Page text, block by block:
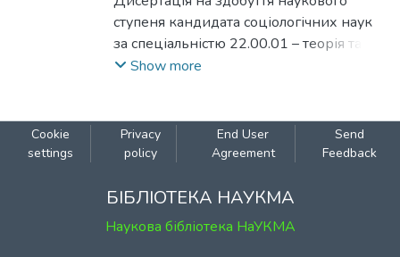
ступеня кандидата соціологічних наук
за спеціальністю 22.00.01 – теорія та
історія соціології. – Інститут соціології
розгляд сучасної світової системи
суспільств з
застосуванням системної методології.
системного підходу. Виконано
Show more
Cookie
settings
Privacy
policy
End User
Agreement
Send
Feedback
БІБЛІОТЕКА НАУКМА
Наукова бібліотека НаУКМА